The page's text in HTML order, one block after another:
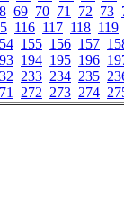
69 70 71 72 73
116 117 118 119
155 156 157
194 195 196
233 234 235
272 273 274